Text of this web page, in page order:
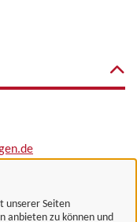
unserer Seiten
anbieten zu können und